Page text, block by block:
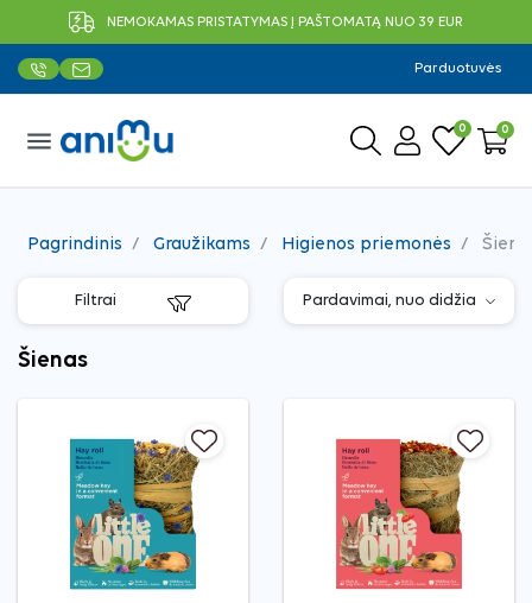
NEMOKAMAS PRISTATYMAS Į PAŠTOMATĄ NUO 39 EUR
Parduotuvės
menu 0 0
Pagrindinis Graužikams Higienos priemonės
Filtrai
Šienas